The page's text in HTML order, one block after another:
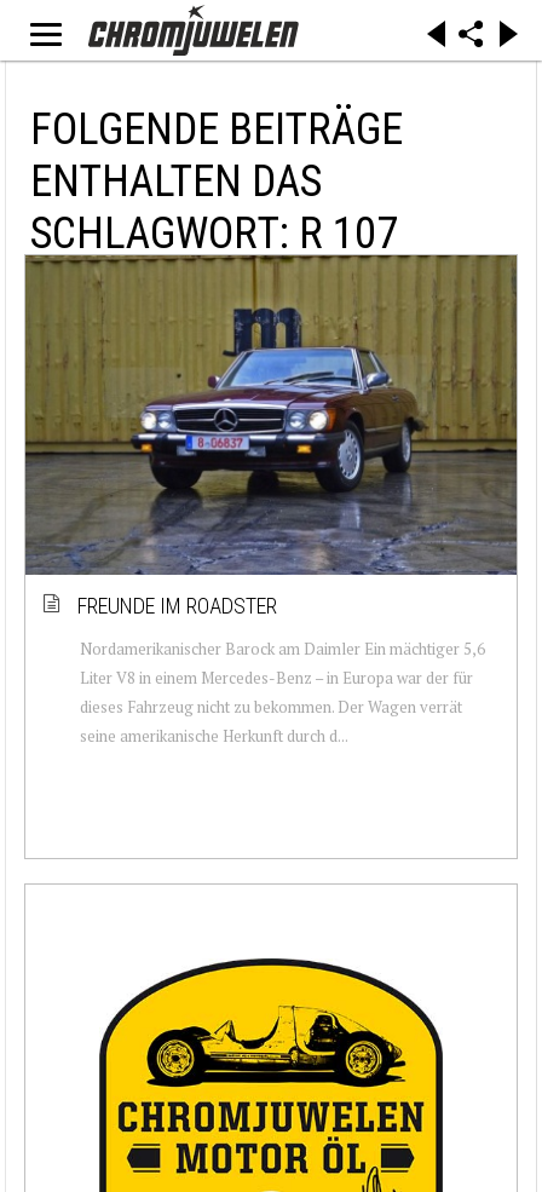
FOLGENDE BEITRÄGE
ENTHALTEN DAS
SCHLAGWORT: R 107
FREUNDE IM ROADSTER
Nordamerikanischer Barock am Daimler Ein mächtiger 5,6
Liter V8 in einem Mercedes-Benz – in Europa war der für
dieses Fahrzeug nicht zu bekommen. Der Wagen verrät
seine amerikanische Herkunft durch d...